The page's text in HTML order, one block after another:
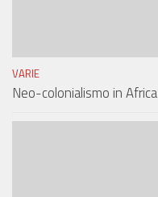
VARIE
Neo-colonialismo in Africa